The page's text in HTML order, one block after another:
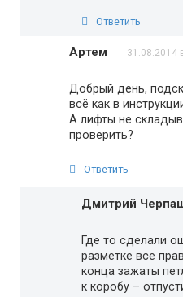
Ответить
Артем 31.08.2014
Добрый день,
всё как в
А лифты не
проверить?
Ответить
Дмитрий
Где то сделали
разметке все
конца зажаты
к коробу –